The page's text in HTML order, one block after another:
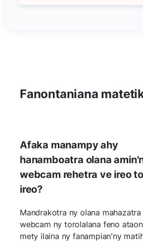
Fanontaniana
Afaka manampy ahy
hanamboatra olana
webcam rehetra ve ireo
ireo?
Mandrakotra ny olana
webcam ny torolalana feno
mety ilaina ny fanampian'ny